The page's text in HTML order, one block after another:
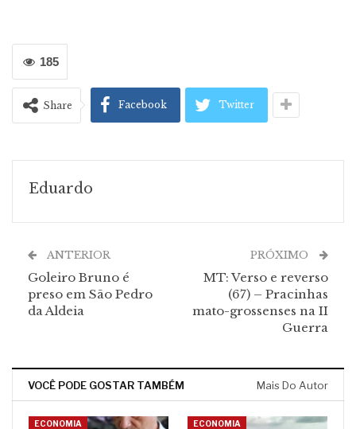
185
Share Facebook Twitter
Eduardo
ANTERIOR
Goleiro Bruno é
preso em São Pedro
da Aldeia
PRÓXIMO
MT: Verso e reverso
(67) – Pracinhas
mato-grossenses na II
Guerra
VOCÊ PODE GOSTAR TAMBÉM Mais Do Autor
ECONOMIA ECONOMIA